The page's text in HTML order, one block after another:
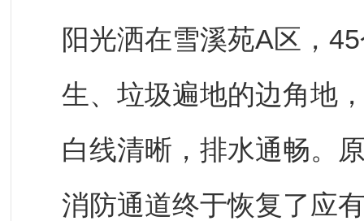
阳光洒在雪溪苑A区，
生、垃圾遍地的边角地
白线清晰，排水通畅。
消防通道终于恢复了应